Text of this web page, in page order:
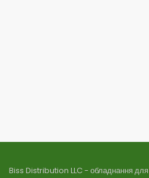
Biss Distribution LLC - обладнання